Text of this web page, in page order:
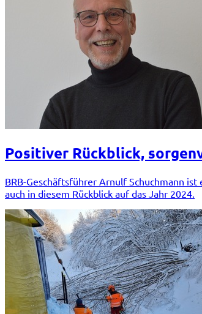
Positiver Rückblick,
BRB-Geschäftsführer Arnulf Schuchmann
auch in diesem Rückblick auf das Jahr 2024.